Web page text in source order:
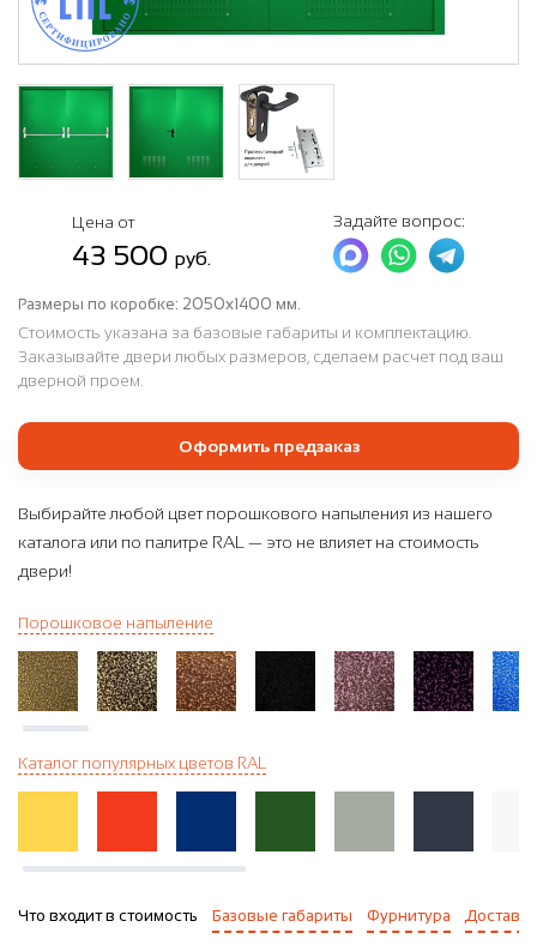
Цена от
43 500 руб.
Задайте вопрос:
Размеры по коробке: 2050х1400 мм.
Стоимость указана за базовые габариты и комплектацию.
Заказывайте двери любых размеров, сделаем расчет под ваш
дверной проем.
Оформить предзаказ
Выбирайте любой цвет порошкового напыления из нашего
каталога или по палитре RAL — это не влияет на стоимость
двери!
Порошковое напыление
Каталог популярных цветов RAL
Что входит в стоимость Базовые габариты Фурнитура Доставка